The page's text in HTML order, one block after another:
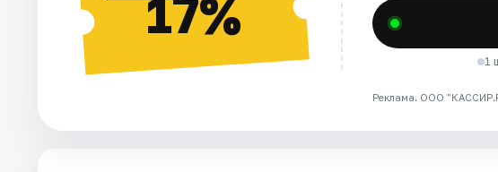
Рейтинги 17%
1
Реклама. ООО